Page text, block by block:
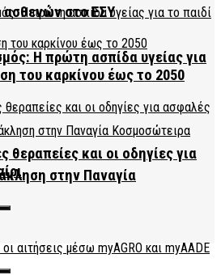
Η πρώτη ασπίδα υγείας για
στην Παναγία
ασθενών στο ΕΣΥ
του καρκίνου έως το 2050
θεραπείες και οι οδηγίες για